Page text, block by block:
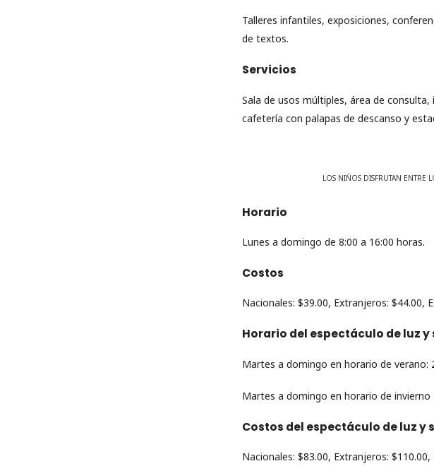
Talleres infantiles, exposiciones,
de textos.
Servicios
Sala de usos múltiples, área de
cafetería con palapas de descanso y
LOS NIÑOS DISFRUTAN ENTRE
Horario
Lunes a domingo de 8:00 a 16:00 horas.
Costos
Nacionales: $39.00, Extranjeros: $44.00,
Horario del espectáculo de luz y
Martes a domingo en horario de verano:
Martes a domingo en horario de invierno
Costos del espectáculo de luz y
Nacionales: $83.00, Extranjeros: